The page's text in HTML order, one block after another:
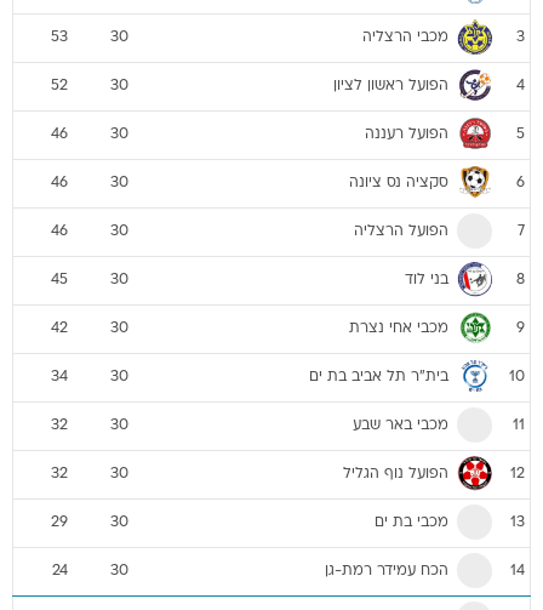
3 מכבי הרצליה 30
53
4 הפועל ראשון לציון 30
52
5 הפועל רעננה 30
46
6 סקציה נס ציונה 30
46
7 הפועל הרצליה 30
46
8 בני לוד 30
45
9 מכבי אחי נצרת 30
42
10 בית"ר תל אביב בת ים 30
34
11 מכבי באר שבע 30
32
12 הפועל נוף הגליל 30
32
13 מכבי בת ים 30
29
14 הכח עמידר רמת-גן 30
24